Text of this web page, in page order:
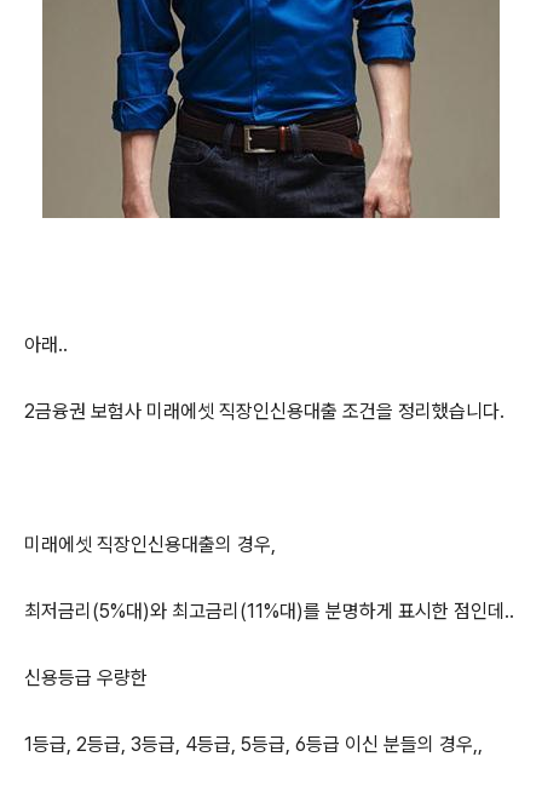
아래..
2금융권 보험사 미래에셋 직장인신용대출 조건을 정리했습니다.
미래에셋 직장인신용대출의 경우,
최저금리(5%대)와 최고금리(11%대)를 분명하게 표시한 점인데..
신용등급 우량한
1등급, 2등급, 3등급, 4등급, 5등급, 6등급 이신 분들의 경우,,